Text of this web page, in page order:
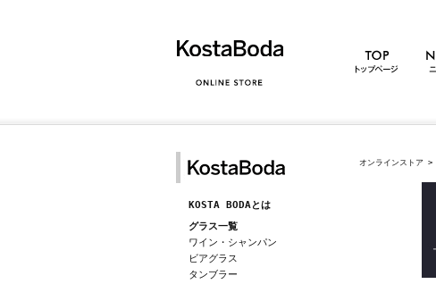
KOSTA BODAとは
グラス一覧
ワイン・シャンパン
ビアグラス
タンブラー
オンラインストア >